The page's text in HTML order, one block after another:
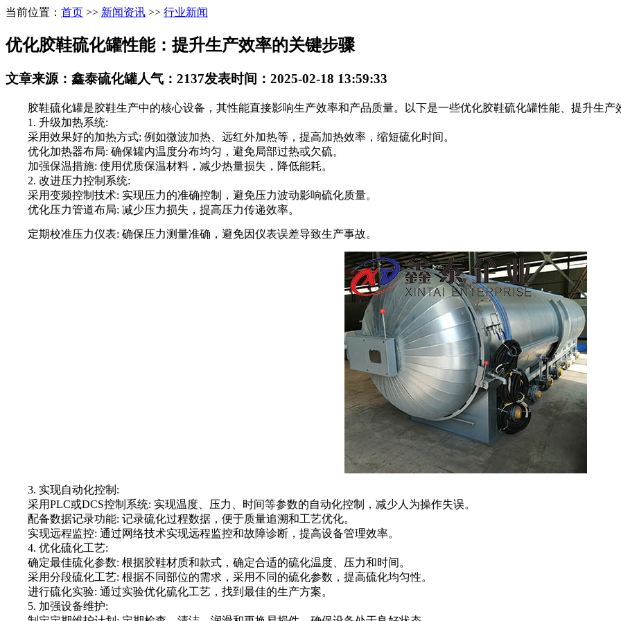
当前位置： 首页 >> 新闻资讯 >> 行业新闻
优化胶鞋硫化罐性能：提升生产效率的关键步骤
文章来源：鑫泰硫化罐人气：2137发表时间：2025-02-18 13:59:33
胶鞋硫化罐是胶鞋生产中的核心设备，其性能直接影响生产效率和产品质量。以下是一些优化胶鞋硫化罐性能、提升生产
1. 升级加热系统:
采用效果好的加热方式: 例如微波加热、远红外加热等，提高加热效率，缩短硫化时间。
优化加热器布局: 确保罐内温度分布均匀，避免局部过热或欠硫。
加强保温措施: 使用优质保温材料，减少热量损失，降低能耗。
2. 改进压力控制系统:
采用变频控制技术: 实现压力的准确控制，避免压力波动影响硫化质量。
优化压力管道布局: 减少压力损失，提高压力传递效率。
定期校准压力仪表: 确保压力测量准确，避免因仪表误差导致生产事故。
3. 实现自动化控制:
采用PLC或DCS控制系统: 实现温度、压力、时间等参数的自动化控制，减少人为操作失误。
配备数据记录功能: 记录硫化过程数据，便于质量追溯和工艺优化。
实现远程监控: 通过网络技术实现远程监控和故障诊断，提高设备管理效率。
4. 优化硫化工艺:
确定最佳硫化参数: 根据胶鞋材质和款式，确定合适的硫化温度、压力和时间。
采用分段硫化工艺: 根据不同部位的需求，采用不同的硫化参数，提高硫化均匀性。
进行硫化实验: 通过实验优化硫化工艺，找到最佳的生产方案。
5. 加强设备维护: